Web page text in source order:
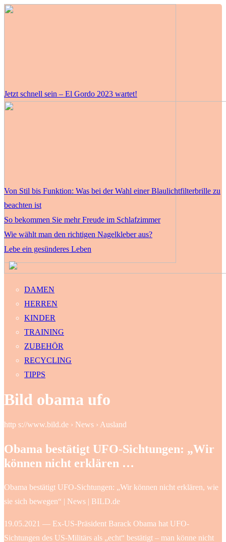
Jetzt schnell sein – El Gordo 2023 wartet!
Von Stil bis Funktion: Was bei der Wahl einer Blaulichtfilterbrille zu
beachten ist
So bekommen Sie mehr Freude im Schlafzimmer
Wie wählt man den richtigen Nagelkleber aus?
Lebe ein gesünderes Leben
DAMEN
HERREN
KINDER
TRAINING
ZUBEHÖR
RECYCLING
TIPPS
Bild obama ufo
http s://www.bild.de › News › Ausland
Obama bestätigt UFO-Sichtungen: „Wir
können nicht erklären …
Obama bestätigt UFO-Sichtungen: „Wir können nicht erklären, wie
sie sich bewegen“ | News | BILD.de
19.05.2021 — Ex-US-Präsident Barack Obama hat UFO-
Sichtungen des US-Militärs als „echt“ bestätigt – man könne nicht